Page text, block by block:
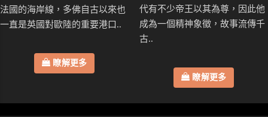
法國的海岸線，多佛自古以來也
一直是英國對歐陸的重要港口..
瞭解更多
代有不少帝王以其為尊，因此他
成為一個精神象徵，故事流傳千
古..
瞭解更多